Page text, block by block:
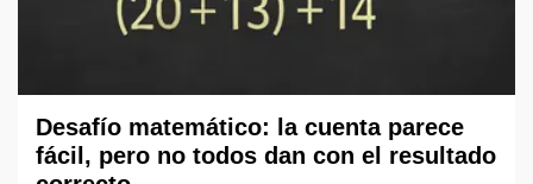
Desafío matemático: la cuenta parece
fácil, pero no todos dan con el resultado